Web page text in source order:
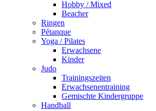
Hobby / Mixed
Beacher
Ringen
Pétanque
Yoga / Pilates
Erwachsene
Kinder
Judo
Trainingszeiten
Erwachsenentraining
Gemischte Kindergruppe
Handball